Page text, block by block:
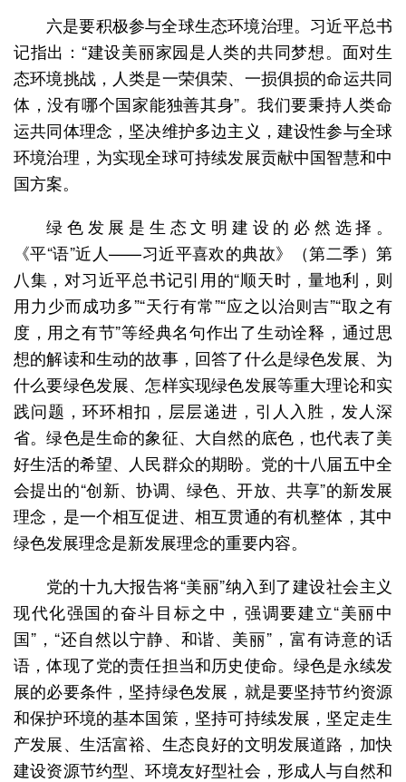
六是要积极参与全球生态环境治理。习近平总书
记指出：“建设美丽家园是人类的共同梦想。面对生
态环境挑战，人类是一荣俱荣、一损俱损的命运共同
体，没有哪个国家能独善其身”。我们要秉持人类命
运共同体理念，坚决维护多边主义，建设性参与全球
环境治理，为实现全球可持续发展贡献中国智慧和中
国方案。
绿色发展是生态文明建设的必然选择。
《平“语”近人——习近平喜欢的典故》（第二季）第
八集，对习近平总书记引用的“顺天时，量地利，则
用力少而成功多”“天行有常”“应之以治则吉”“取之有
度，用之有节”等经典名句作出了生动诠释，通过思
想的解读和生动的故事，回答了什么是绿色发展、为
什么要绿色发展、怎样实现绿色发展等重大理论和实
践问题，环环相扣，层层递进，引人入胜，发人深
省。绿色是生命的象征、大自然的底色，也代表了美
好生活的希望、人民群众的期盼。党的十八届五中全
会提出的“创新、协调、绿色、开放、共享”的新发展
理念，是一个相互促进、相互贯通的有机整体，其中
绿色发展理念是新发展理念的重要内容。
党的十九大报告将“美丽”纳入到了建设社会主义
现代化强国的奋斗目标之中，强调要建立“美丽中
国”，“还自然以宁静、和谐、美丽”，富有诗意的话
语，体现了党的责任担当和历史使命。绿色是永续发
展的必要条件，坚持绿色发展，就是要坚持节约资源
和保护环境的基本国策，坚持可持续发展，坚定走生
产发展、生活富裕、生态良好的文明发展道路，加快
建设资源节约型、环境友好型社会，形成人与自然和